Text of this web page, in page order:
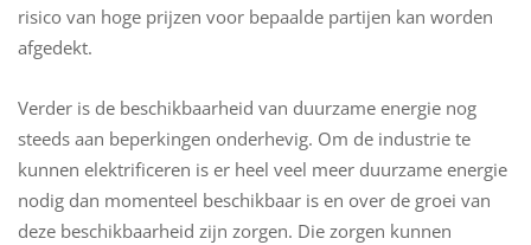
risico van hoge prijzen voor bepaalde partijen kan worden
afgedekt.
Verder is de beschikbaarheid van duurzame energie nog
steeds aan beperkingen onderhevig. Om de industrie te
kunnen elektrificeren is er heel veel meer duurzame energie
nodig dan momenteel beschikbaar is en over de groei van
deze beschikbaarheid zijn zorgen. Die zorgen kunnen